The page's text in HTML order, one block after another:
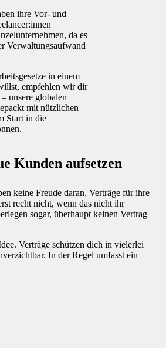
ihre Vor- und
da es
Verwaltungsaufwand
in einem
empfehlen wir dir
– unsere globalen
mit nützlichen
Start in die
Kunden aufsetzen
keine Freude daran, Verträge für ihre
recht nicht, wenn das nicht ihr
sogar, überhaupt keinen Vertrag
Verträge schützen dich in vielerlei
In der Regel umfasst ein